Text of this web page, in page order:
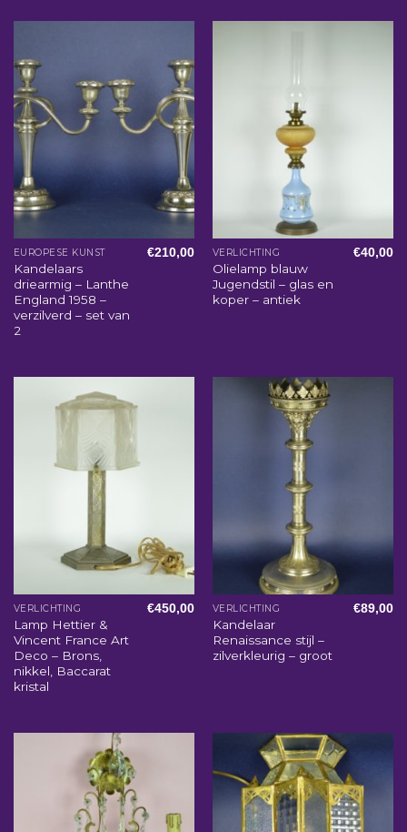
EUROPESE KUNST
Kandelaars
driearmig – Lanthe
England 1958 –
verzilverd – set van
2
€210,00 VERLICHTING
Olielamp blauw
Jugendstil – glas en
koper – antiek
€40,00
VERLICHTING
Lamp Hettier &
Vincent France Art
Deco – Brons,
nikkel, Baccarat
kristal
€450,00 VERLICHTING
Kandelaar
Renaissance stijl –
zilverkleurig – groot
€89,00